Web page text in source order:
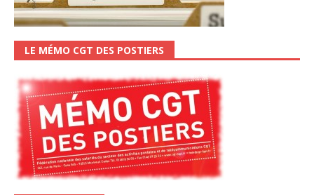
LE MÉMO CGT DES POSTIERS